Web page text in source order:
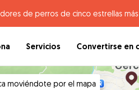
de perros de cinco estrellas
Servicios Convertirse en
moviéndote por el mapa